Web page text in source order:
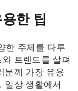
한 팁
한 주제를 다루
트렌드를 살펴
분께 가장 유용
일상 생활에서